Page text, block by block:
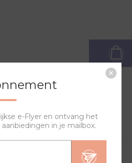
e-Flyer en ontvang het
in je mailbox.